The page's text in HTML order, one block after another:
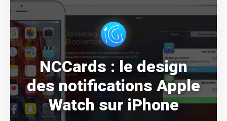
NCCards : le design
des notifications Apple
Watch sur iPhone